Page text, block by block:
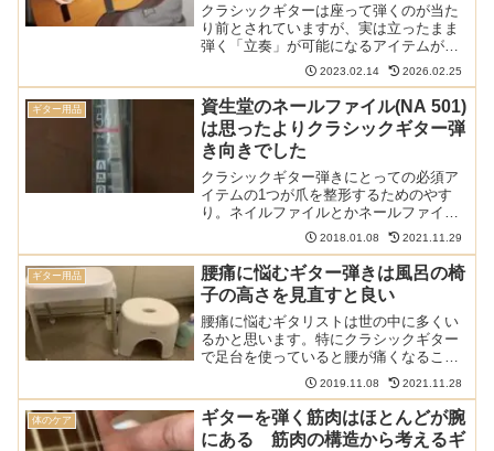
クラシックギターは座って弾くのが当た
り前とされていますが、実は立ったまま
弾く「立奏」が可能になるアイテムが販
売されています。クラシックギターを立
ったまま弾くメリットと、それを可能に
するストラップをご紹介しましょう。ク
ラシックギターを立って弾...
2023.02.14 2026.02.25
ギター用品
資生堂のネールファイル(NA 501)
は思ったよりクラシックギター弾
き向きでした
クラシックギター弾きにとっての必須ア
イテムの1つが爪を整形するためのやす
り。ネイルファイルとかネールファイル
とかとも言われるあれです。資生堂のも
のがいいということで試してみたのです
が、思っていたよりずっと良かったで
す。これまで使っていたガラ...
2018.01.08 2021.11.29
ギター用品
腰痛に悩むギター弾きは風呂の椅
子の高さを見直すと良い
腰痛に悩むギタリストは世の中に多くい
るかと思います。特にクラシックギター
で足台を使っていると腰が痛くなること
が多く悩みの種です。そんな人は風呂の
椅子の高さを見直すと改善できるかもし
れません。といっても値段のことではな
いです。膝と腿を高く挙げ...
2019.11.08 2021.11.28
体のケア
ギターを弾く筋肉はほとんどが腕
にある 筋肉の構造から考えるギ